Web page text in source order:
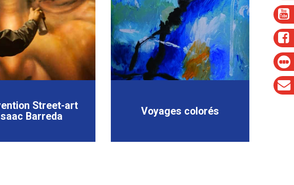
Street-art
Barreda
Voyages colorés